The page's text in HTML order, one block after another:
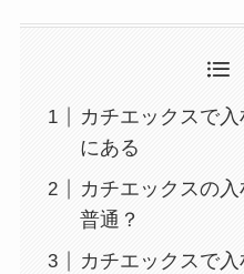
カチエックスで
にある
カチエックスの
普通？
カチエックスで